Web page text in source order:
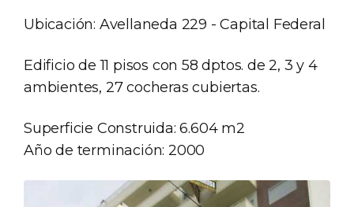
Ubicación: Avellaneda 229 - Capital Federal
Edificio de 11 pisos con 58 dptos. de 2, 3 y 4
ambientes, 27 cocheras cubiertas.
Superficie Construida: 6.604 m2
Año de terminación: 2000